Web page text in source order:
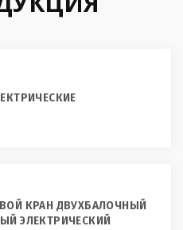
КРАН ДВУХБАЛОЧНЫЙ
ЭЛЕКТРИЧЕСКИЙ